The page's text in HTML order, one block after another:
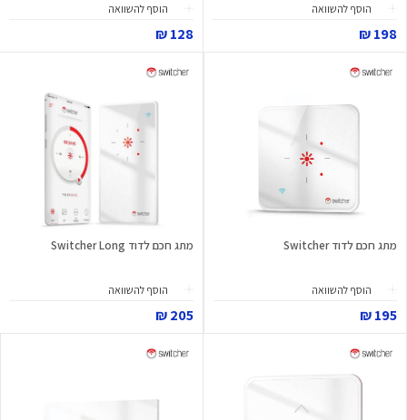
הוסף להשוואה
198 ₪
הוסף להשוואה
128 ₪
מתג חכם לדוד Switcher
הוסף להשוואה
195 ₪
מתג חכם לדוד Switcher Long
הוסף להשוואה
205 ₪